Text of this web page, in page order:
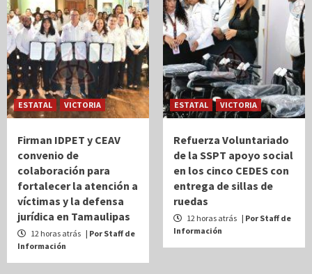
ESTATAL VICTORIA
Firman IDPET y CEAV
convenio de
colaboración para
fortalecer la atención a
víctimas y la defensa
jurídica en Tamaulipas
12 horas atrás | Por Staff de
Información
ESTATAL VICTORIA
Refuerza Voluntariado
de la SSPT apoyo social
en los cinco CEDES con
entrega de sillas de
ruedas
12 horas atrás | Por Staff de
Información